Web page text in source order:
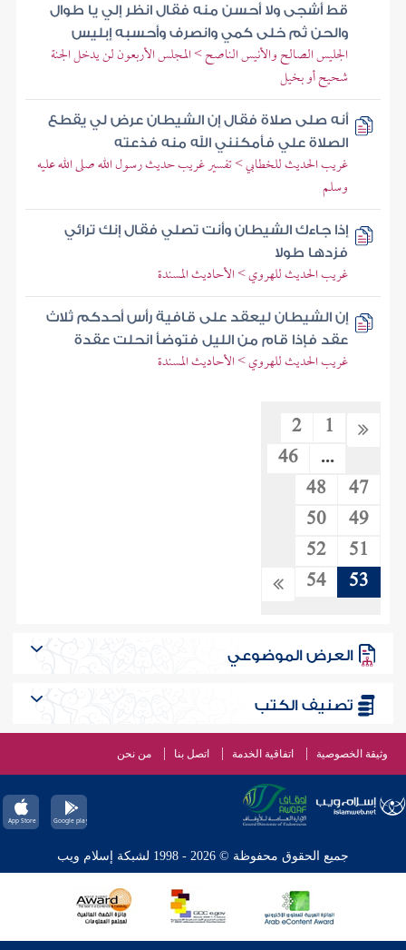
قط أشجى ولا أحسن منه فقال انظر إلي يا طوال
والحن ثم خلى كمي وانصرف وأحسبه إبليس
الجليس الصالح والأنيس الناصح > المجلس الأربعون لن يدخل الجنة
شحيح أو بخيل
أنه صلى صلاة فقال إن الشيطان عرض لي يقطع
الصلاة علي فأمكنني الله منه فذعته
غريب الحديث للخطابي > تفسير غريب حديث رسول الله صلى الله عليه
وسلم
إذا جاءك الشيطان وأنت تصلي فقال إنك ترائي
فزدها طولا
غريب الحديث للهروي > الأحاديث المسندة
إن الشيطان ليعقد على قافية رأس أحدكم ثلاث
عقد فإذا قام من الليل فتوضأ انحلت عقدة
غريب الحديث للهروي > الأحاديث المسندة
1
2
...
46
47
48
49
50
51
52
53
54
العرض الموضوعي
تصنيف الكتب
وثيقة الخصوصية اتفاقية الخدمة اتصل بنا من نحن
جميع الحقوق محفوظة © 2026 - 1998 لشبكة إسلام ويب